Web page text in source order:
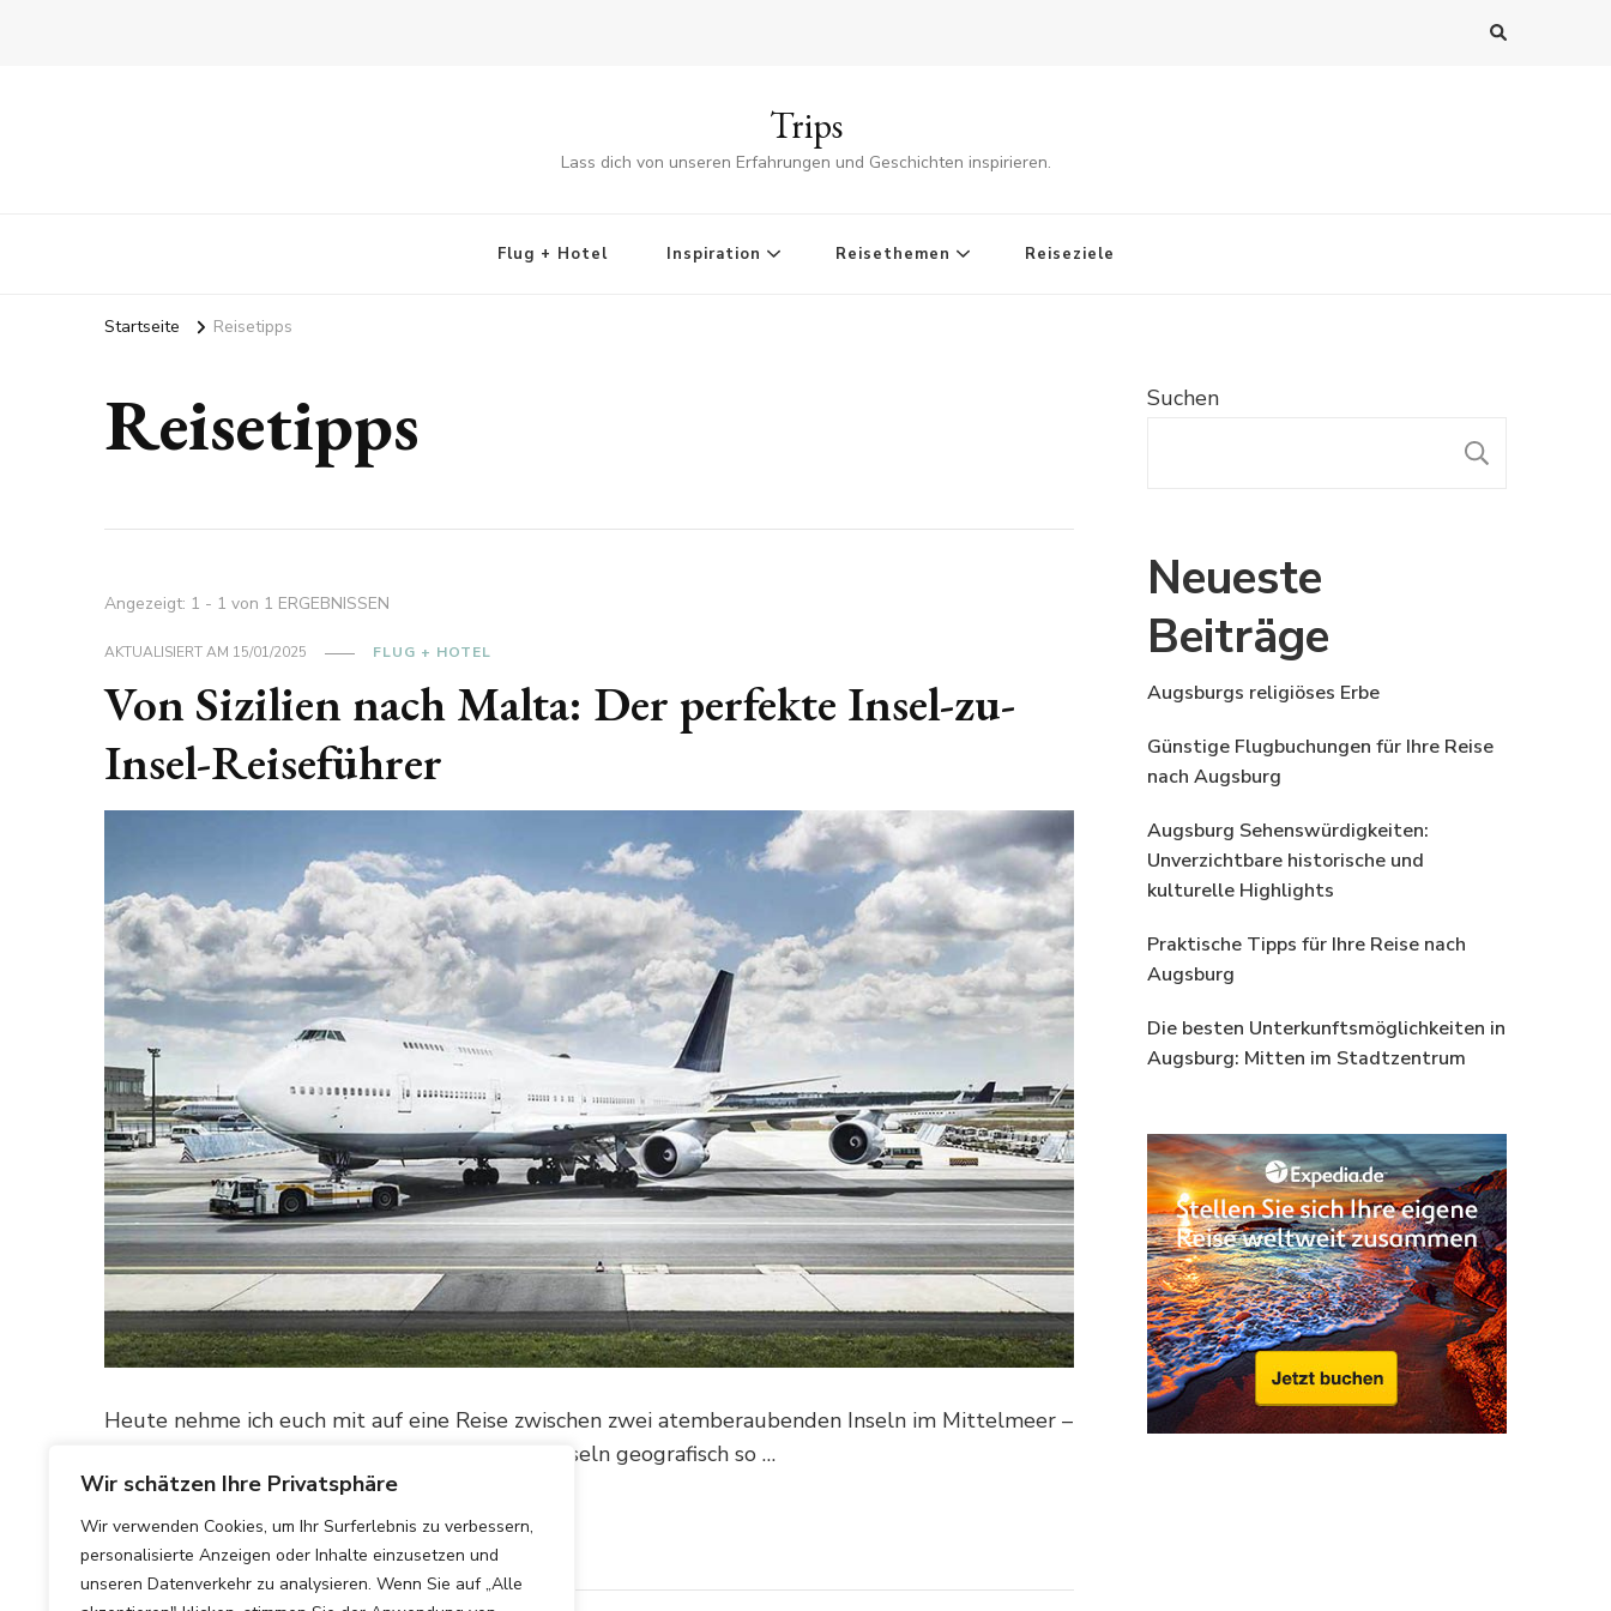
Wir schätzen Ihre Privatsphäre
Wir verwenden Cookies, um Ihr Surferlebnis zu verbessern,
personalisierte Anzeigen oder Inhalte einzusetzen und
unseren Datenverkehr zu analysieren. Wenn Sie auf „Alle
Trips
Lass dich von unseren Erfahrungen und Geschichten inspirieren.
Flug + Hotel Inspiration Reisethemen Reiseziele
Startseite Reisetipps
Reisetipps
Angezeigt: 1 - 1 von 1 ERGEBNISSEN
AKTUALISIERT AM 15/01/2025 FLUG + HOTEL
Von Sizilien nach Malta: Der perfekte Insel-zu-
Insel-Reiseführer
Heute nehme ich euch mit auf eine Reise zwischen zwei atemberaubenden Inseln im Mittelmeer –
von Sizilien nach Malta. Obwohl diese beiden Inseln geografisch so …
Suchen
Neueste
Beiträge
Augsburgs religiöses Erbe
Günstige Flugbuchungen für Ihre Reise
nach Augsburg
Augsburg Sehenswürdigkeiten:
Unverzichtbare historische und
kulturelle Highlights
Praktische Tipps für Ihre Reise nach
Augsburg
Die besten Unterkunftsmöglichkeiten in
Augsburg: Mitten im Stadtzentrum